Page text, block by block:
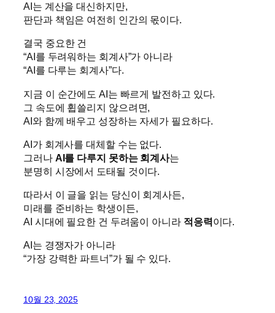
AI는 계산을 대신하지만,
판단과 책임은 여전히 인간의 몫이다.
결국 중요한 건
“AI를 두려워하는 회계사”가 아니라
“AI를 다루는 회계사”다.
지금 이 순간에도 AI는 빠르게 발전하고 있다.
그 속도에 휩쓸리지 않으려면,
AI와 함께 배우고 성장하는 자세가 필요하다.
AI가 회계사를 대체할 수는 없다.
그러나 AI를 다루지 못하는 회계사는
분명히 시장에서 도태될 것이다.
따라서 이 글을 읽는 당신이 회계사든,
미래를 준비하는 학생이든,
AI 시대에 필요한 건 두려움이 아니라 적응력이다.
AI는 경쟁자가 아니라
“가장 강력한 파트너”가 될 수 있다.
10월 23, 2025